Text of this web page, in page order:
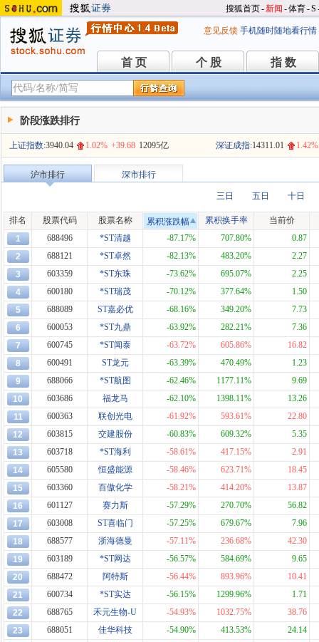
搜狐首页-新闻 -体育-S
意见反馈 手机随时随地看行情
首 页
首 页 个 股
个 股 指 数
指 数
阶段涨跌排行
上证指数:3940.04 1.02% +39.68 12095亿 深证成指:14311.01 1.42%
沪市排行 深市排行
三日 五日 十日
排名 股票代码 股票名称 累积涨跌幅 累积换手率
当前价
1
688496 *ST清越 -87.17% 707.80%
0.87
2
688121 *ST卓然 -82.13% 483.20%
2.27
3
603359 *ST东珠 -73.62% 695.07%
2.25
4
600180 *ST瑞茂 -70.12% 377.64%
1.50
5
688089 ST嘉必优 -68.16% 349.20%
7.73
6
600053 *ST九鼎 -63.92% 282.21%
7.36
7
600745 *ST闻泰 -63.72% 605.86%
16.82
8
600491 ST龙元 -63.39% 470.49%
1.23
9
688066 *ST航图 -62.46% 1177.11%
9.69
10
603686 福龙马 -62.10% 1398.11%
13.26
11
600363 联创光电 -61.92% 593.61%
22.80
12
603815 交建股份 -60.83% 609.32%
5.35
13
603718 *ST海利 -58.61% 417.15%
2.91
14
605580 恒盛能源 -58.46% 623.71%
18.45
15
603360 百傲化学 -58.21% 414.20%
13.87
16
601127 赛力斯 -57.29% 270.70%
56.82
17
603008 ST喜临门 -57.25% 679.67%
7.96
18
688577 浙海德曼 -57.11% 236.68%
42.30
19
603189 *ST网达 -56.57% 584.69%
9.65
20
688472 阿特斯 -56.44% 893.96%
10.41
21
600734 *ST实达 -56.15% 1299.96%
1.71
22
688765 禾元生物-U -54.93% 1032.75%
38.76
23
688051 佳华科技 -54.90% 413.53%
24.14